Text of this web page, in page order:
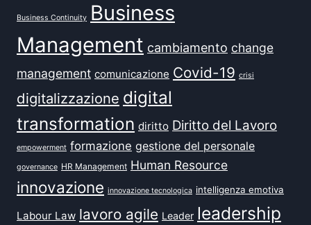
Business Continuity Business
Management cambiamento change
management comunicazione Covid-19 crisi
digitalizzazione digital
transformation diritto Diritto del Lavoro
empowerment formazione gestione del personale
governance HR Management Human Resource
innovazione innovazione tecnologica intelligenza emotiva
Labour Law lavoro agile Leader leadership